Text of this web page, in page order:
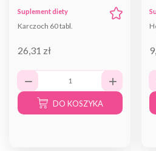
Suplement diety
Karczoch 60 tabl.
26,31 zł
DO KOSZYKA